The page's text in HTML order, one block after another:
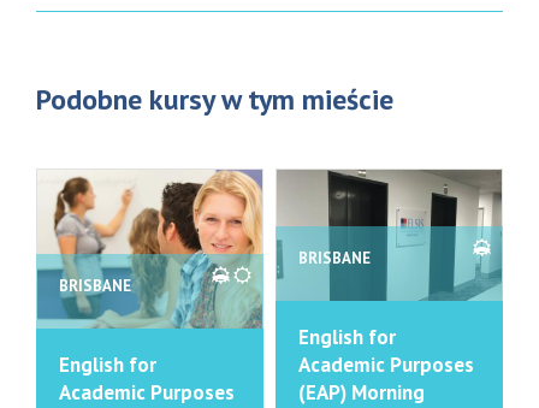
Podobne kursy w tym mieście
BRISBANE
English for
Academic Purposes
BRISBANE
English for
Academic Purposes
(EAP) Morning